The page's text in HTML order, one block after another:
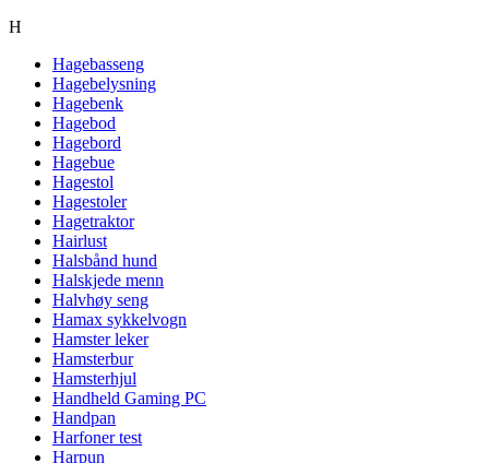
H
Hagebasseng
Hagebelysning
Hagebenk
Hagebod
Hagebord
Hagebue
Hagestol
Hagestoler
Hagetraktor
Hairlust
Halsbånd hund
Halskjede menn
Halvhøy seng
Hamax sykkelvogn
Hamster leker
Hamsterbur
Hamsterhjul
Handheld Gaming PC
Handpan
Harfoner test
Harpun